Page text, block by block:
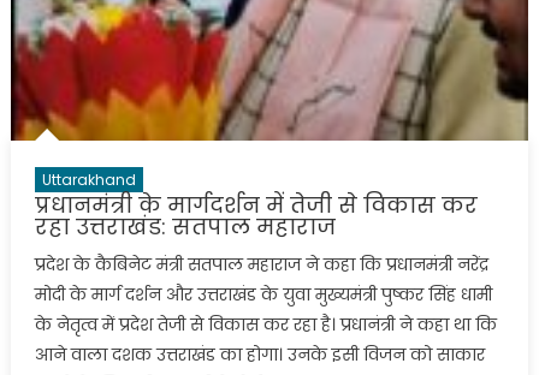
Uttarakhand
प्रधानमंत्री के मार्गदर्शन में तेजी से विकास कर
रहा उत्तराखंड: सतपाल महाराज
प्रदेश के कैबिनेट मंत्री सतपाल महाराज ने कहा कि प्रधानमंत्री नरेंद्र
मोदी के मार्ग दर्शन और उत्तराखंड के युवा मुख्यमंत्री पुष्कर सिंह धामी
के नेतृत्व में प्रदेश तेजी से विकास कर रहा है। प्रधानंत्री ने कहा था कि
आने वाला दशक उत्तराखंड का होगा। उनके इसी विजन को साकार